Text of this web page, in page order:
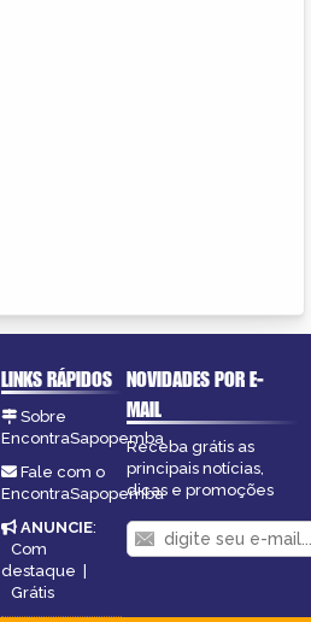
LINKS RÁPIDOS
Sobre
EncontraSapopemba
Fale com o
EncontraSapopemba
ANUNCIE:
Com
destaque |
Grátis
NOVIDADES POR E-
MAIL
Receba grátis as
principais notícias,
dicas e promoções